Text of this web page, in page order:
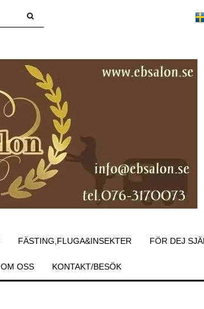
FÄSTING,FLUGA&INSEKTER FÖR DEJ
OM OSS KONTAKT/BESÖK